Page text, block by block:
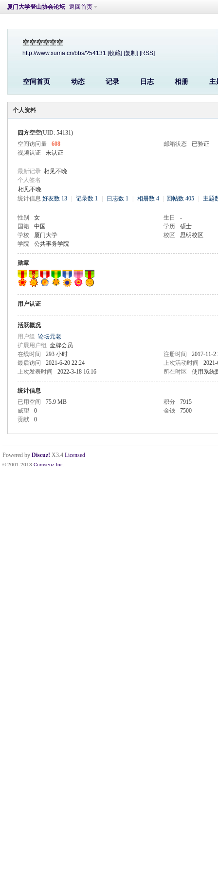
厦门大学登山协会论坛 返回首页
空空空空空空
http://www.xuma.cn/bbs/?54131 [收藏] [复制] [RSS]
空间首页 动态 记录 日志 相册 主
个人资料
四方空空(UID: 54131)
空间访问量
608 邮箱状态
已验证
视频认证
未认证
最新记录 相见不晚
个人签名
相见不晚
统计信息 好友数 13 记录数 1 日志数 1 相册数 4 回帖数 405 主题
性别 女 生日
-
国籍
中国 学历
硕士
学校
厦门大学 校区
思明校区
学院
公共事务学院
勋章
用户认证
活跃概况
用户组 论坛元老
扩展用户组 金牌会员
在线时间
293 小时 注册时间
2017-11-2
最后访问
2021-6-20 22:24 上次活动时间
上次发表时间
2022-3-18 16:16 所在时区 使用系统
统计信息
已用空间
75.9 MB 积分
7915
威望
0 金钱
7500
贡献
0
Powered by Discuz! X3.4 Licensed
© 2001-2013 Comsenz Inc.